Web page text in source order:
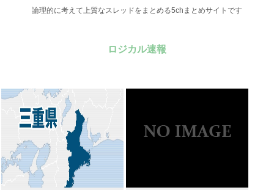
論理的に考えて上質なスレッドをまとめる5chまとめサイトです
ロジカル速報